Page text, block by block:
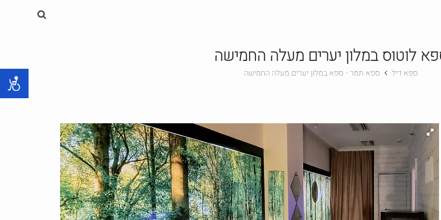
לוטוס במלון יערים מעלה החמישה
ספא דיל ספא תמר - ספא במלון יערים מעלה החמישה